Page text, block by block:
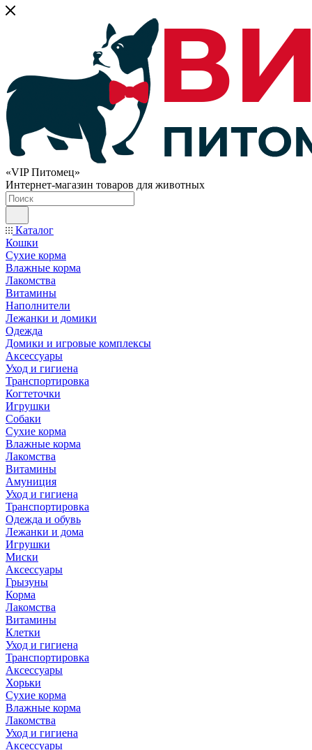
«VIP Питомец»
Интернет-магазин товаров для животных
Каталог
Кошки
Сухие корма
Влажные корма
Лакомства
Витамины
Наполнители
Лежанки и домики
Одежда
Домики и игровые комплексы
Аксессуары
Уход и гигиена
Транспортировка
Когтеточки
Игрушки
Собаки
Сухие корма
Влажные корма
Лакомства
Витамины
Амуниция
Уход и гигиена
Транспортировка
Одежда и обувь
Лежанки и дома
Игрушки
Миски
Аксессуары
Грызуны
Корма
Лакомства
Витамины
Клетки
Уход и гигиена
Транспортировка
Аксессуары
Хорьки
Сухие корма
Влажные корма
Лакомства
Уход и гигиена
Аксессуары